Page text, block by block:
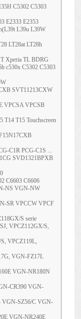
C5302 C5303
E2333 E2353
L39u L39W
LT28at LT28h
Xperia TL BDRG
c530x C5302 C5303
SVT11213CXW
VPCSA VPCSB
T15 Touchscreen
C1R PCG-C1S ...
SVD1321BPXB
C6603 C6606
NS VGN-NW
SR VPCCW VPCF
S serie
VPCZ112GX/S,
VPCZ119L,
VGN-FZ17L
VGN-NR180N
CR390 VGN-
VGN-SZ56/C VGN-
VGN-NR240E